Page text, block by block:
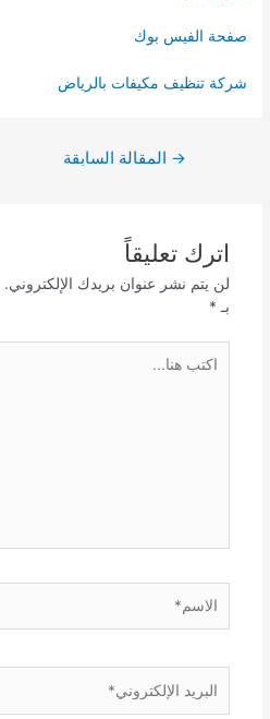
صفحة الفيس بوك
شركة تنظيف مكيفات بالرياض
تصفّح→ المقالة السابقة
اترك تعليقاً
لن يتم نشر عنوان بريدك الإلكتروني.
بـ *
هنا...
الإلكتروني*